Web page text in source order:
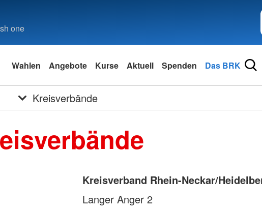
one
Wahlen Angebote Kurse Aktuell Spenden Das BRK
Kreisverbände
Kreisverband Rhein-Neckar/
Langer Anger 2